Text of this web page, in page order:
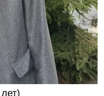
нет.
изучению